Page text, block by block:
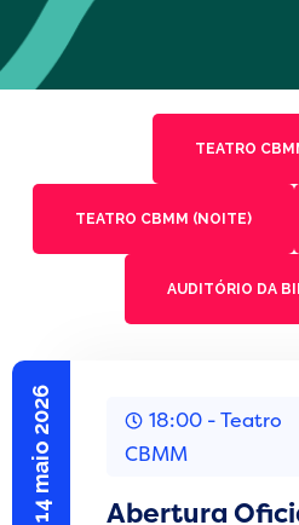
TEATRO
TEATRO CBMM (NOITE)
AUDITÓRIO DA
qui, 14 maio 2026
18:00 - Teatro
CBMM
Abertura